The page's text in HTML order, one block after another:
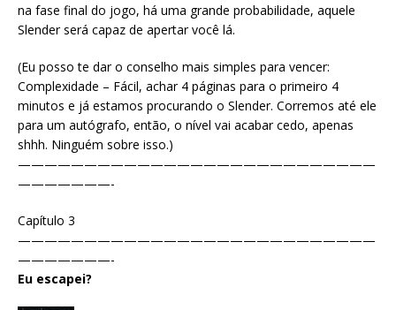
na fase final do jogo, há uma grande probabilidade, aquele
Slender será capaz de apertar você lá.
(Eu posso te dar o conselho mais simples para vencer:
Complexidade – Fácil, achar 4 páginas para o primeiro 4
minutos e já estamos procurando o Slender. Corremos até ele
para um autógrafo, então, o nível vai acabar cedo, apenas
shhh. Ninguém sobre isso.)
———————————————————————————
———————-
Capítulo 3
———————————————————————————
———————-
Eu escapei?